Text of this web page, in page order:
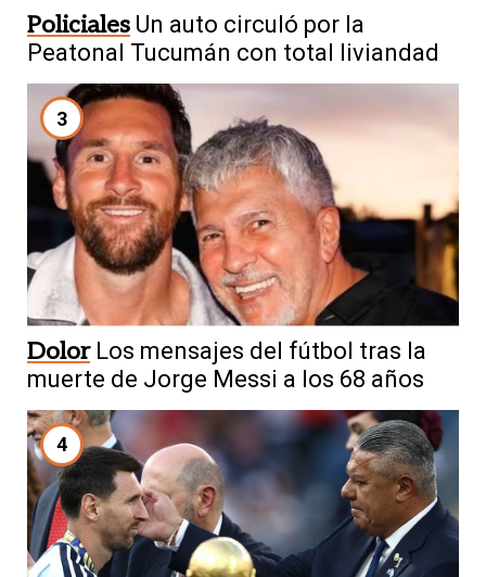
Policiales Un auto circuló por la
Peatonal Tucumán con total liviandad
3
Dolor Los mensajes del fútbol tras la
muerte de Jorge Messi a los 68 años
4